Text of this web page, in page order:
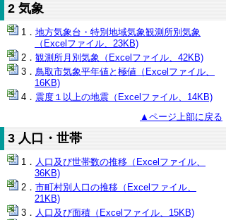
2 気象
地方気象台・特別地域気象観測所別気象
（Excelファイル、23KB)
観測所月別気象（Excelファイル、42KB)
鳥取市気象平年値と極値（Excelファイル、
16KB)
震度１以上の地震（Excelファイル、14KB)
▲ページ上部に戻る
3 人口・世帯
人口及び世帯数の推移（Excelファイル、
36KB)
市町村別人口の推移（Excelファイル、
21KB)
人口及び面積（Excelファイル、15KB)